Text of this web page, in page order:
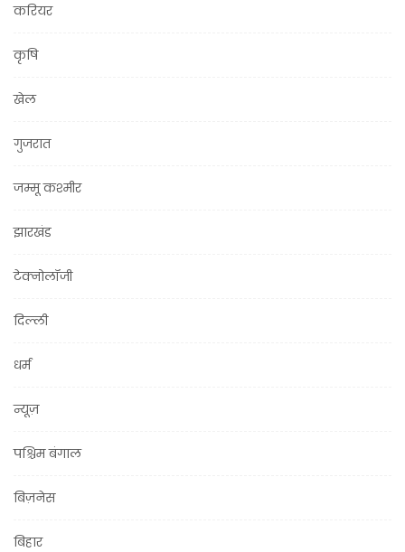
करियर
कृषि
खेल
गुजरात
जम्मू कश्मीर
झारखंड
टेक्नोलॉजी
दिल्ली
धर्म
न्यूज़
पश्चिम बंगाल
बिज़नेस
बिहार